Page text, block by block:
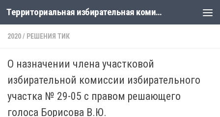
Перейти к содержимому Территориальная избирательная комиссия Лабинская
2020/ РЕШЕНИЯ ТИК
О назначении члена участковой
избирательной комиссии избирательного
участка № 29-05 с правом решающего
голоса Борисова В.Ю.